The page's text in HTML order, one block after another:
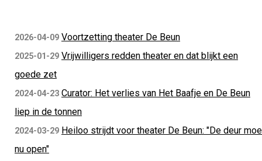
2026-04-09 Voortzetting theater De Beun
2025-01-29 Vrijwilligers redden theater en dat blijkt een
goede zet
2024-04-23 Curator: Het verlies van Het Baafje en De Beun
liep in de tonnen
2024-03-29 Heiloo strijdt voor theater De Beun: "De deur
nu open"